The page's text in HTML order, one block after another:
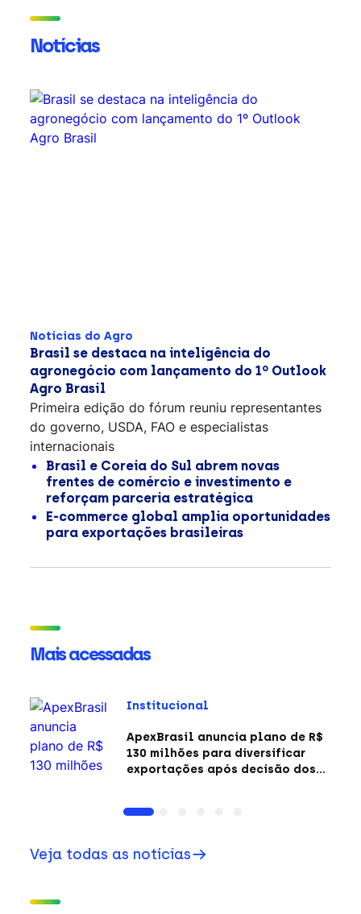
Notícias
Notícias do Agro
Brasil se destaca na inteligência do
agronegócio com lançamento do 1º Outlook
Agro Brasil
Primeira edição do fórum reuniu representantes
do governo, USDA, FAO e especialistas
internacionais
Brasil e Coreia do Sul abrem novas
frentes de comércio e investimento e
reforçam parceria estratégica
E-commerce global amplia oportunidades
para exportações brasileiras
Mais acessadas
Institucional
ApexBrasil anuncia plano de R$
130 milhões para diversificar
exportações após decisão dos
Veja todas as notícias